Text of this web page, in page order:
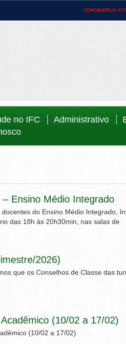
CORONAVÍRUS
no IFC Administrativo
Ensino Médio Integrado
do Ensino Médio Integrado,
das 18h às 20h30min, nas salas de
2026)
que os Conselhos de Classe das
(10/02 a 17/02)
(10/02 a 17/02)